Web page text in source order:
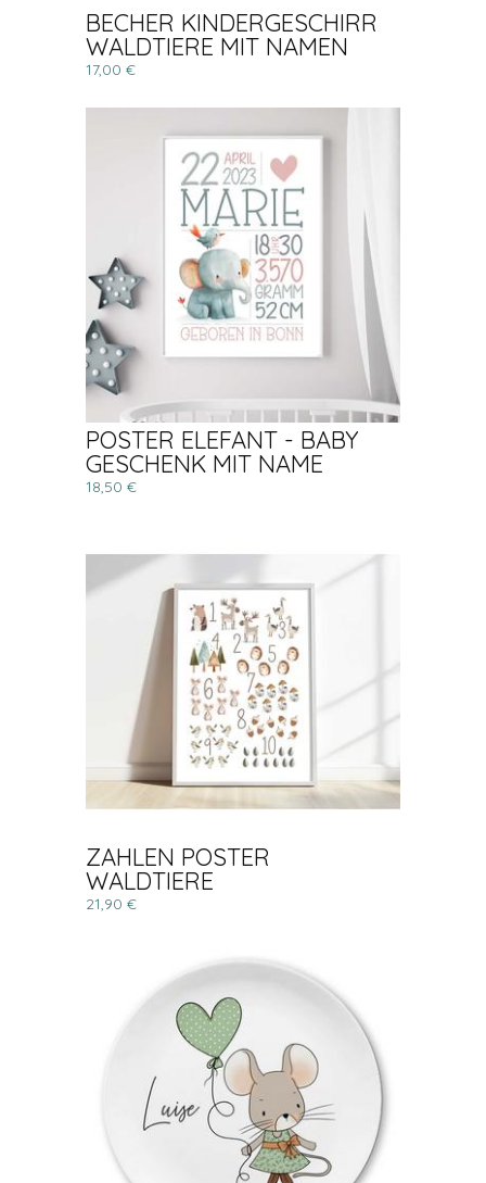
BECHER KINDERGESCHIRR
WALDTIERE MIT NAMEN
17,00 €
POSTER ELEFANT - BABY
GESCHENK MIT NAME
18,50 €
ZAHLEN POSTER
WALDTIERE
21,90 €